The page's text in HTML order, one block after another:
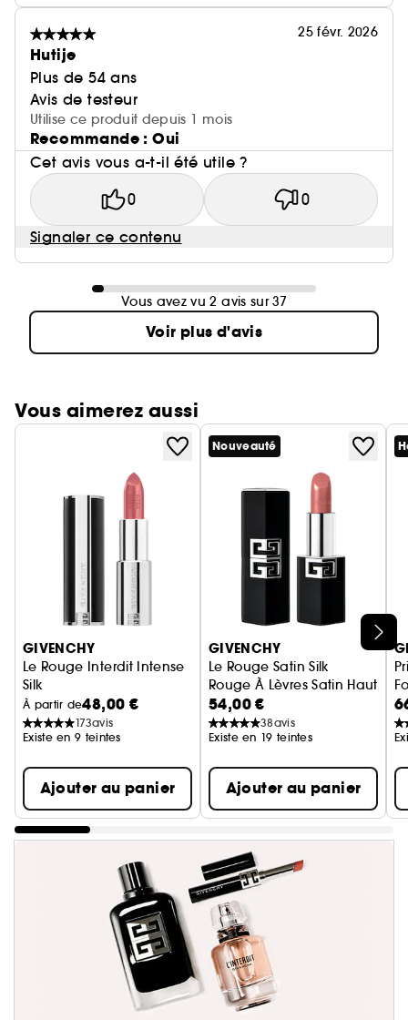
25 févr. 2026
Hutije
Plus de 54 ans
Avis de testeur
Utilise ce produit depuis 1 mois
Recommande : Oui
Cet avis vous a-t-il été utile ?
0 0
Signaler ce contenu
Vous avez vu 2 avis sur 37
Voir plus d'avis
Vous aimerez aussi
Ignorer le carrousel produits
GIVENCHY
Le Rouge Interdit Intense
Silk
Rouge à lèvres fini soyeux, couleur lumineuse
À partir de48,00 €
173avis
Existe en 9 teintes
Ajouter au panier
Nouveauté
GIVENCHY
Le Rouge Satin Silk
Rouge À Lèvres Satin Haute
54,00 €
38avis
Existe en 19 teintes
Ajouter au panier